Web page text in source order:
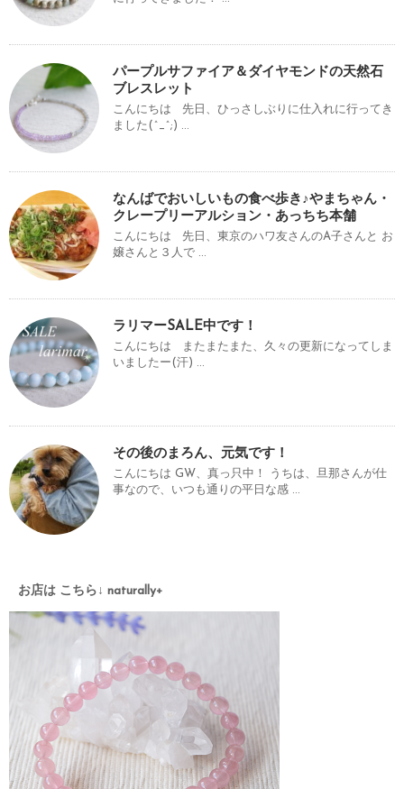
パープルサファイア＆ダイヤモンドの天然石
ブレスレット
こんにちは 先日、ひっさしぶりに仕入れに行ってき
ました(^_^;) ...
なんばでおいしいもの食べ歩き♪やまちゃん・
クレープリーアルション・あっちち本舗
こんにちは 先日、東京のハワ友さんのA子さんと お
嬢さんと３人で ...
ラリマーSALE中です！
こんにちは またまたまた、久々の更新になってしま
いましたー(汗) ...
その後のまろん、元気です！
こんにちは GW、真っ只中！ うちは、旦那さんが仕
事なので、いつも通りの平日な感 ...
お店は こちら↓ naturally+